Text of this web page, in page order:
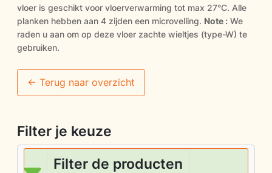
Filter je keuze
Filter de producten
vloer is geschikt voor vloerverwarming tot max 27°C. Alle
planken hebben aan 4 zijden een microvelling. Note : We
raden u aan om op deze vloer zachte wieltjes (type-W) te
gebruiken.
<- Terug naar overzicht